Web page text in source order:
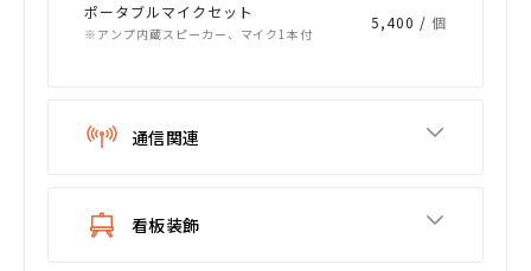
ポータブルマイクセット
※アンプ内蔵スピーカー、マイク1本付
5,400 /個
通信関連
看板装飾